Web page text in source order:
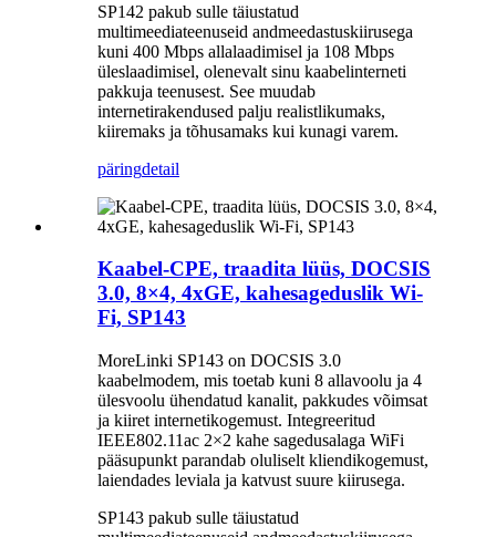
SP142 pakub sulle täiustatud
multimeediateenuseid andmeedastuskiirusega
kuni 400 Mbps allalaadimisel ja 108 Mbps
üleslaadimisel, olenevalt sinu kaabelinterneti
pakkuja teenusest. See muudab
internetirakendused palju realistlikumaks,
kiiremaks ja tõhusamaks kui kunagi varem.
päringdetail
Kaabel-CPE, traadita lüüs, DOCSIS
3.0, 8×4, 4xGE, kahesageduslik Wi-
Fi, SP143
MoreLinki SP143 on DOCSIS 3.0
kaabelmodem, mis toetab kuni 8 allavoolu ja 4
ülesvoolu ühendatud kanalit, pakkudes võimsat
ja kiiret internetikogemust. Integreeritud
IEEE802.11ac 2×2 kahe sagedusalaga WiFi
pääsupunkt parandab oluliselt kliendikogemust,
laiendades leviala ja katvust suure kiirusega.
SP143 pakub sulle täiustatud